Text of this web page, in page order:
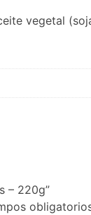
vegetal
– 220g”